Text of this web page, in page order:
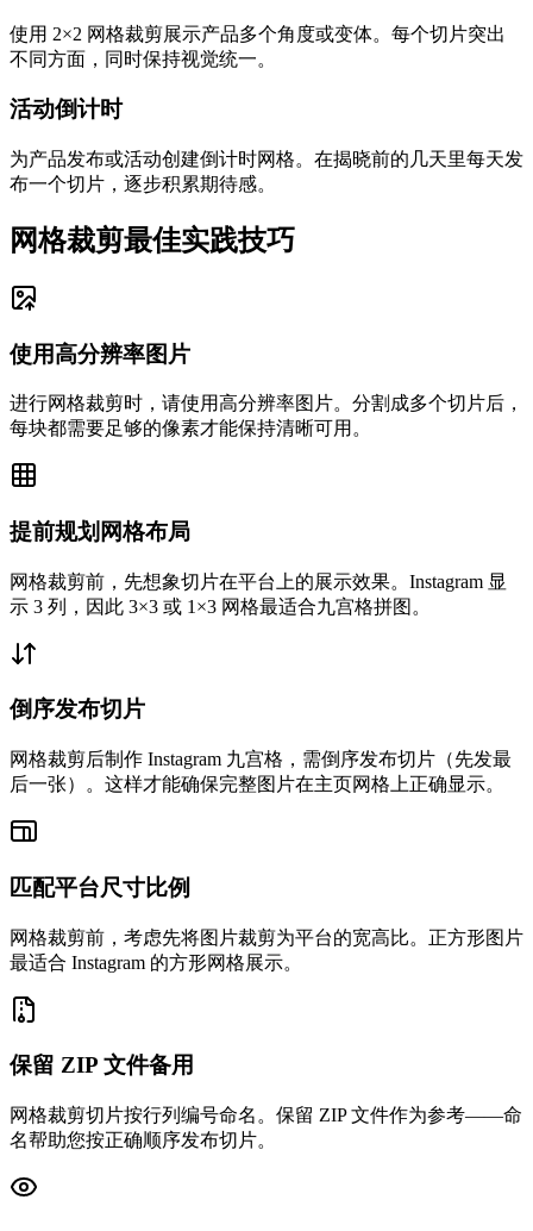
使用 2×2 网格裁剪展示产品多个角度或变体。每个切片突出
不同方面，同时保持视觉统一。
活动倒计时
为产品发布或活动创建倒计时网格。在揭晓前的几天里每天发
布一个切片，逐步积累期待感。
网格裁剪最佳实践技巧
使用高分辨率图片
进行网格裁剪时，请使用高分辨率图片。分割成多个切片后，
每块都需要足够的像素才能保持清晰可用。
提前规划网格布局
网格裁剪前，先想象切片在平台上的展示效果。Instagram 显
示 3 列，因此 3×3 或 1×3 网格最适合九宫格拼图。
倒序发布切片
网格裁剪后制作 Instagram 九宫格，需倒序发布切片（先发最
后一张）。这样才能确保完整图片在主页网格上正确显示。
匹配平台尺寸比例
网格裁剪前，考虑先将图片裁剪为平台的宽高比。正方形图片
最适合 Instagram 的方形网格展示。
保留 ZIP 文件备用
网格裁剪切片按行列编号命名。保留 ZIP 文件作为参考——命
名帮助您按正确顺序发布切片。